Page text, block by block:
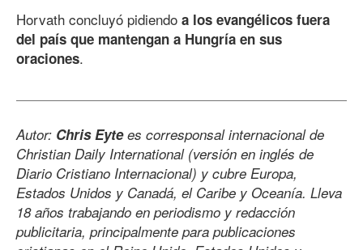
Horvath concluyó pidiendo a los evangélicos fuera
del país que mantengan a Hungría en sus
oraciones.
Autor: Chris Eytees corresponsal internacional de
Christian Daily International (versión en inglés de
Diario Cristiano Internacional) y cubre Europa,
Estados Unidos y Canadá, el Caribe y Oceanía. Lleva
18 años trabajando en periodismo y redacción
publicitaria, principalmente para publicaciones